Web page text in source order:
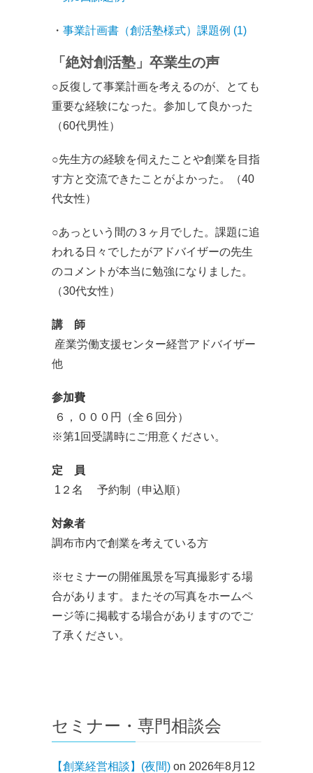
・ 事業計画書（創活塾様式）課題例 (1)
「絶対創活塾」卒業生の声
○反復して事業計画を考えるのが、とても
重要な経験になった。参加して良かった
（60代男性）
○先生方の経験を伺えたことや創業を目指
す方と交流できたことがよかった。（40
代女性）
○あっという間の３ヶ月でした。課題に追
われる日々でしたがアドバイザーの先生
のコメントが本当に勉強になりました。
（30代女性）
講 師
産業労働支援センター経営アドバイザー
他
参加費
６，０００円（全６回分）
※第1回受講時にご用意ください。
定 員
1２名 予約制（申込順）
対象者
調布市内で創業を考えている方
※セミナーの開催風景を写真撮影する場
合があります。またその写真をホームペ
ージ等に掲載する場合がありますのでご
了承ください。
セミナー・専門相談会
【創業経営相談】(夜間) on 2026年8月12